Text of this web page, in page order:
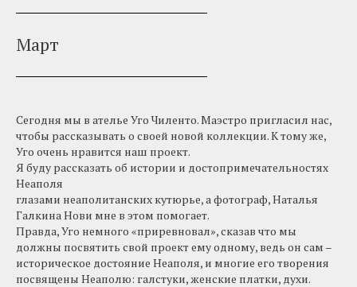
Март
Сегодня мы в ателье Уго Чиленто. Маэстро пригласил нас,
чтобы рассказывать о своей новой коллекции. К тому же,
Уго очень нравится наш проект.
Я буду рассказать об истории и достопримечательностях
Неаполя
глазами неаполитанских кутюрье, а фотограф, Наталья
Галкина Нови мне в этом помогает.
Правда, Уго немного «приревновал», сказав что мы
должны посвятить свой проект ему одному, ведь он сам –
историческое достояние Неаполя, и многие его творения
посвящены Неаполю: галстуки, женские платки, духи.